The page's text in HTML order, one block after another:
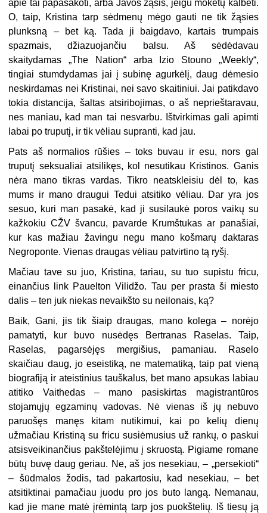
apie tai papasakoti, arba Javos žąsis, jeigu mokėtų kalbėti.
O, taip, Kristina tarp sėdmenų mėgo gauti ne tik žąsies
plunksną – bet ką. Tada ji baigdavo, kartais trumpais
spazmais, džiazuojančiu balsu. Aš sėdėdavau
skaitydamas „The Nation“ arba Izio Stouno „Weekly“,
tingiai stumdydamas jai į subinę agurkėlį, daug dėmesio
neskirdamas nei Kristinai, nei savo skaitiniui. Jai patikdavo
tokia distancija, šaltas atsiribojimas, o aš neprieštaravau,
nes maniau, kad man tai nesvarbu. Ištvirkimas gali apimti
labai po truputį, ir tik vėliau supranti, kad jau.
Pats aš normalios rūšies – toks buvau ir esu, nors gal
truputį seksualiai atsilikęs, kol nesutikau Kristinos. Ganis
nėra mano tikras vardas. Tikro neatskleisiu dėl to, kas
mums ir mano draugui Tedui atsitiko vėliau. Dar yra jos
sesuo, kuri man pasakė, kad ji susilaukė poros vaikų su
kažkokiu CŽV švancu, pavarde Krumštukas ar panašiai,
kur kas mažiau žavingu negu mano košmarų daktaras
Negroponte. Vienas draugas vėliau patvirtino tą ryšį.
Mačiau tave su juo, Kristina, tariau, su tuo supistu fricu,
einančius link Pauelton Vilidžo. Tau per prasta ši miesto
dalis – ten juk niekas nevaikšto su neilonais, ką?
Baik, Gani, jis tik šiaip draugas, mano kolega – norėjo
pamatyti, kur buvo nusėdęs Bertranas Raselas. Taip,
Raselas, pagarsėjęs mergišius, pamaniau. Raselo
skaičiau daug, jo eseistiką, ne matematiką, taip pat vieną
biografiją ir ateistinius tauškalus, bet mano apsukas labiau
atitiko Vaithedas – mano pasiskirtas magistrantūros
stojamųjų egzaminų vadovas. Nė vienas iš jų nebuvo
paruošęs manęs kitam nutikimui, kai po kelių dienų
užmačiau Kristiną su fricu susiėmusius už rankų, o paskui
atsisveikinančius pakštelėjimu į skruostą. Pigiame romane
būtų buvę daug geriau. Ne, aš jos nesekiau, – „persekioti“
– šūdmalos žodis, tad pakartosiu, kad nesekiau, – bet
atsitiktinai pamačiau juodu pro jos buto langą. Nemanau,
kad jie mane matė įrėmintą tarp jos puokštelių. Iš tiesų ją